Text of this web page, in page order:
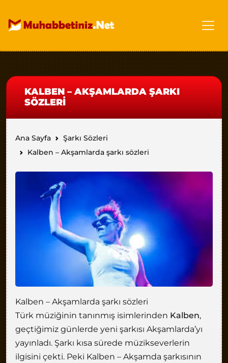
KALBEN – AKŞAMLARDA ŞARKI
SÖZLERI
Ana Sayfa
Şarkı Sözleri
Kalben – Akşamlarda şarkı sözleri
Kalben – Akşamlarda şarkı sözleri
Türk müziğinin tanınmış isimlerinden Kalben,
geçtiğimiz günlerde yeni şarkısı Akşamlarda’yı
yayınladı. Şarkı kısa sürede müzikseverlerin
ilgisini çekti. Peki Kalben – Akşamda şarkısının